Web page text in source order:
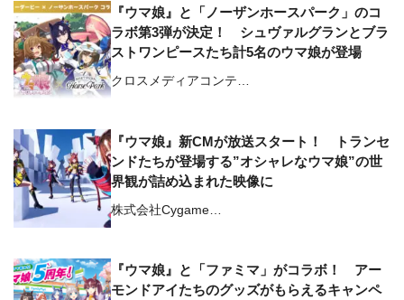
『ウマ娘』と「ノーザンホースパーク」のコ
ラボ第3弾が決定！ シュヴァルグランとブラ
ストワンピースたち計5名のウマ娘が登場
クロスメディアコンテ…
『ウマ娘』新CMが放送スタート！ トランセ
ンドたちが登場する”オシャレなウマ娘”の世
界観が詰め込まれた映像に
株式会社Cygame…
『ウマ娘』と「ファミマ」がコラボ！ アー
モンドアイたちのグッズがもらえるキャンペ